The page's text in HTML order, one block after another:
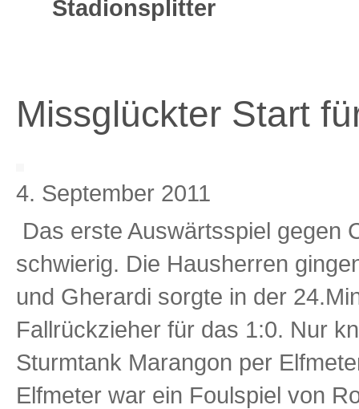
Stadionsplitter
Missglückter Start
4. September 2011
Das erste Auswärtsspiel gegen
schwierig. Die Hausherren
und Gherardi sorgte in der
Fallrückzieher für das 1:0. Nur
Sturmtank Marangon per
Elfmeter war ein Foulspiel von